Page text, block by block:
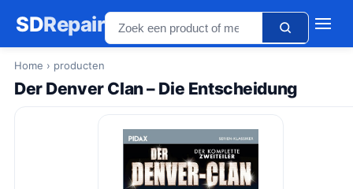
SDRepair
Home › producten
Der Denver Clan – Die Entscheidung